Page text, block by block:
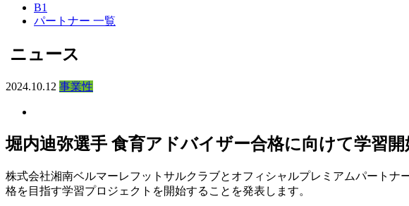
B1
パートナー 一覧
ニュース
2024.10.12 事業性
堀内迪弥選手 食育アドバイザー合格に向けて学習
株式会社湘南ベルマーレフットサルクラブとオフィシャルプレミアムパート
格を目指す学習プロジェクトを開始することを発表します。